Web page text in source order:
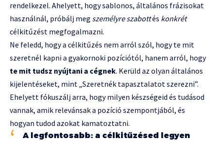
rendelkezel. Ahelyett, hogy sablonos, általános frázisokat
használnál, próbálj meg személyre szabottés konkrét
célkitűzést megfogalmazni.
Ne feledd, hogy a célkitűzés nem arról szól, hogy te mit
szeretnél kapni a gyakornoki pozíciótól, hanem arról, hogy
te mit tudsz nyújtani a cégnek. Kerüld az olyan általános
kijelentéseket, mint „Szeretnék tapasztalatot szerezni”.
Ehelyett fókuszálj arra, hogy milyen készségeid és tudásod
vannak, amik relevánsak a pozíció szempontjából, és
hogyan tudod azokat kamatoztatni.
A legfontosabb: a célkitűzésed legyen